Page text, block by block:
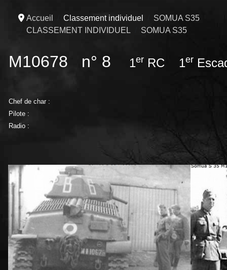
Accueil Classement individuel
SOMUA S35
CLASSEMENT INDIVIDUEL
SOMUA S35
M10678 n° 8 1er RC 1er
Chef de char :
Pilote :
Radio :